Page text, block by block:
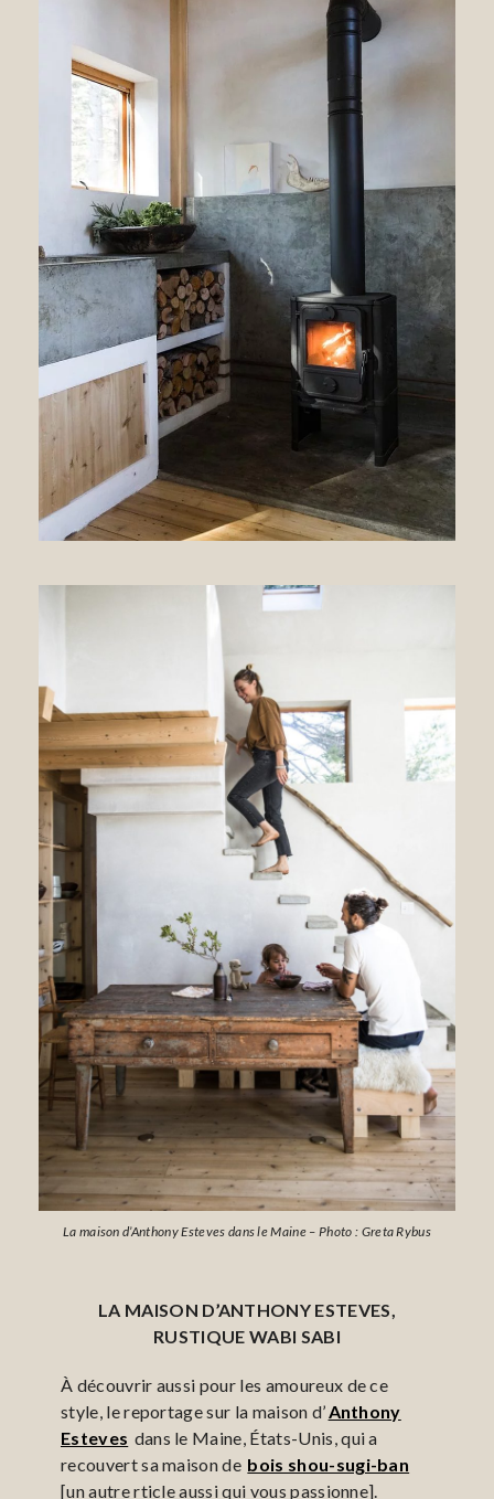
La maison d’Anthony Esteves dans le Maine – Photo : Greta Rybus
LA MAISON D’ANTHONY ESTEVES,
RUSTIQUE WABI SABI
À découvrir aussi pour les amoureux de ce
style, le reportage sur la maison d’Anthony
Esteves dans le Maine, États-Unis, qui a
recouvert sa maison de bois shou-sugi-ban
[un autre rticle aussi qui vous passionne].